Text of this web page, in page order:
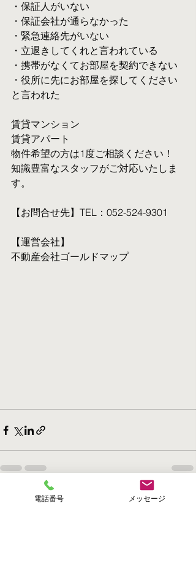
・保証人がいない
・保証会社が通らなかった
・緊急連絡先がいない
・立退きしてくれと言われている
・携帯がなくてお部屋を契約できない
・役所に先にお部屋を探してください
と言われた
賃貸マンション
賃貸アパート
物件希望の方は1度ご相談ください！
知識豊富なスタッフがご対応いたしま
す。
【お問合せ先】TEL：052-524-9301
【運営会社】
不動産会社ゴールドマップ
最新記事 すべて表示
電話番号 メッセージ